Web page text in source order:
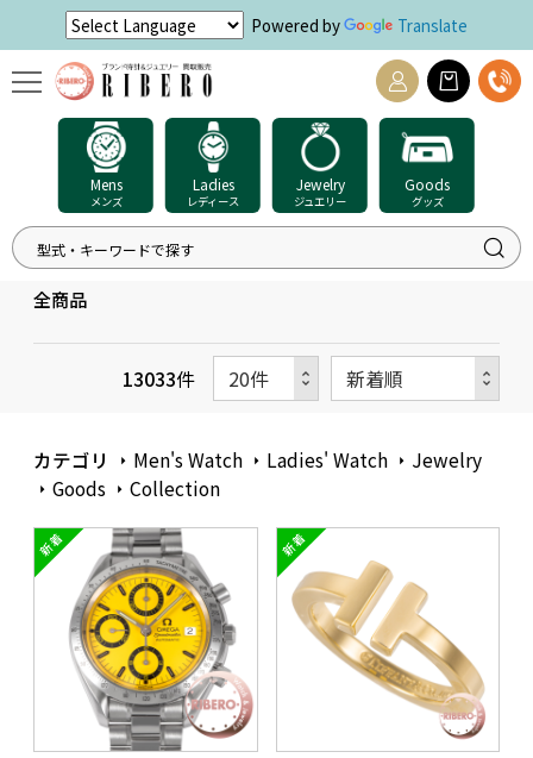
Powered by Translate
Mens
メンズ
Ladies
レディース
Jewelry
ジュエリー
Goods
グッズ
全商品
13033件
カテゴリ Men's Watch Ladies' Watch
Jewelry
Goods
Collection